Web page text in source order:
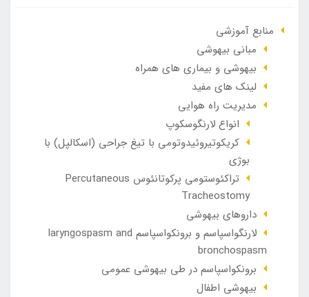
منابع آموزشی
مبانی بیهوشی
بیهوشی و بیماری های همراه
لینک های مفید
مدیریت راه هوایی
انواع لارنگوسکوپ
کریکوتیروئیدوتومی با تیغ جراحی (اسکالپل) با
بوژی
تراکئوستومی پرکوتانئوس Percutaneous
Tracheostomy
داروهای بیهوشی
لارنگواسپاسم و برونکواسپاسم laryngospasm and
bronchospasm
برونکواسپاسم در طی بیهوشی عمومی
بیهوشی اطفال